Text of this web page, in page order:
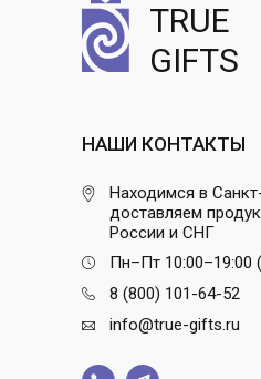
TRUE
GIFTS
НАШИ КОНТАКТЫ
Находимся в
доставляем
России и СНГ
Пн–Пт 10:00–19:00
8 (800) 101-64-52
info@true-gifts.ru